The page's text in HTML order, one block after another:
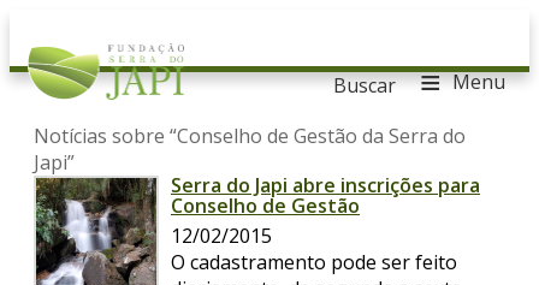
≡ Menu
Buscar
Notícias sobre “Conselho de Gestão da Serra do
Japi”
Serra do Japi abre inscrições para
Conselho de Gestão
12/02/2015
O cadastramento pode ser feito